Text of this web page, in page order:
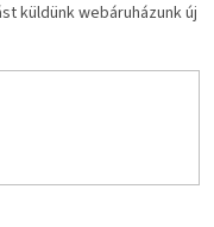
küldünk webáruházunk új